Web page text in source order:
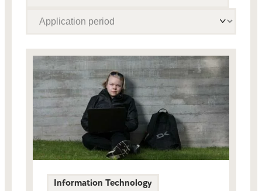
Information Technology